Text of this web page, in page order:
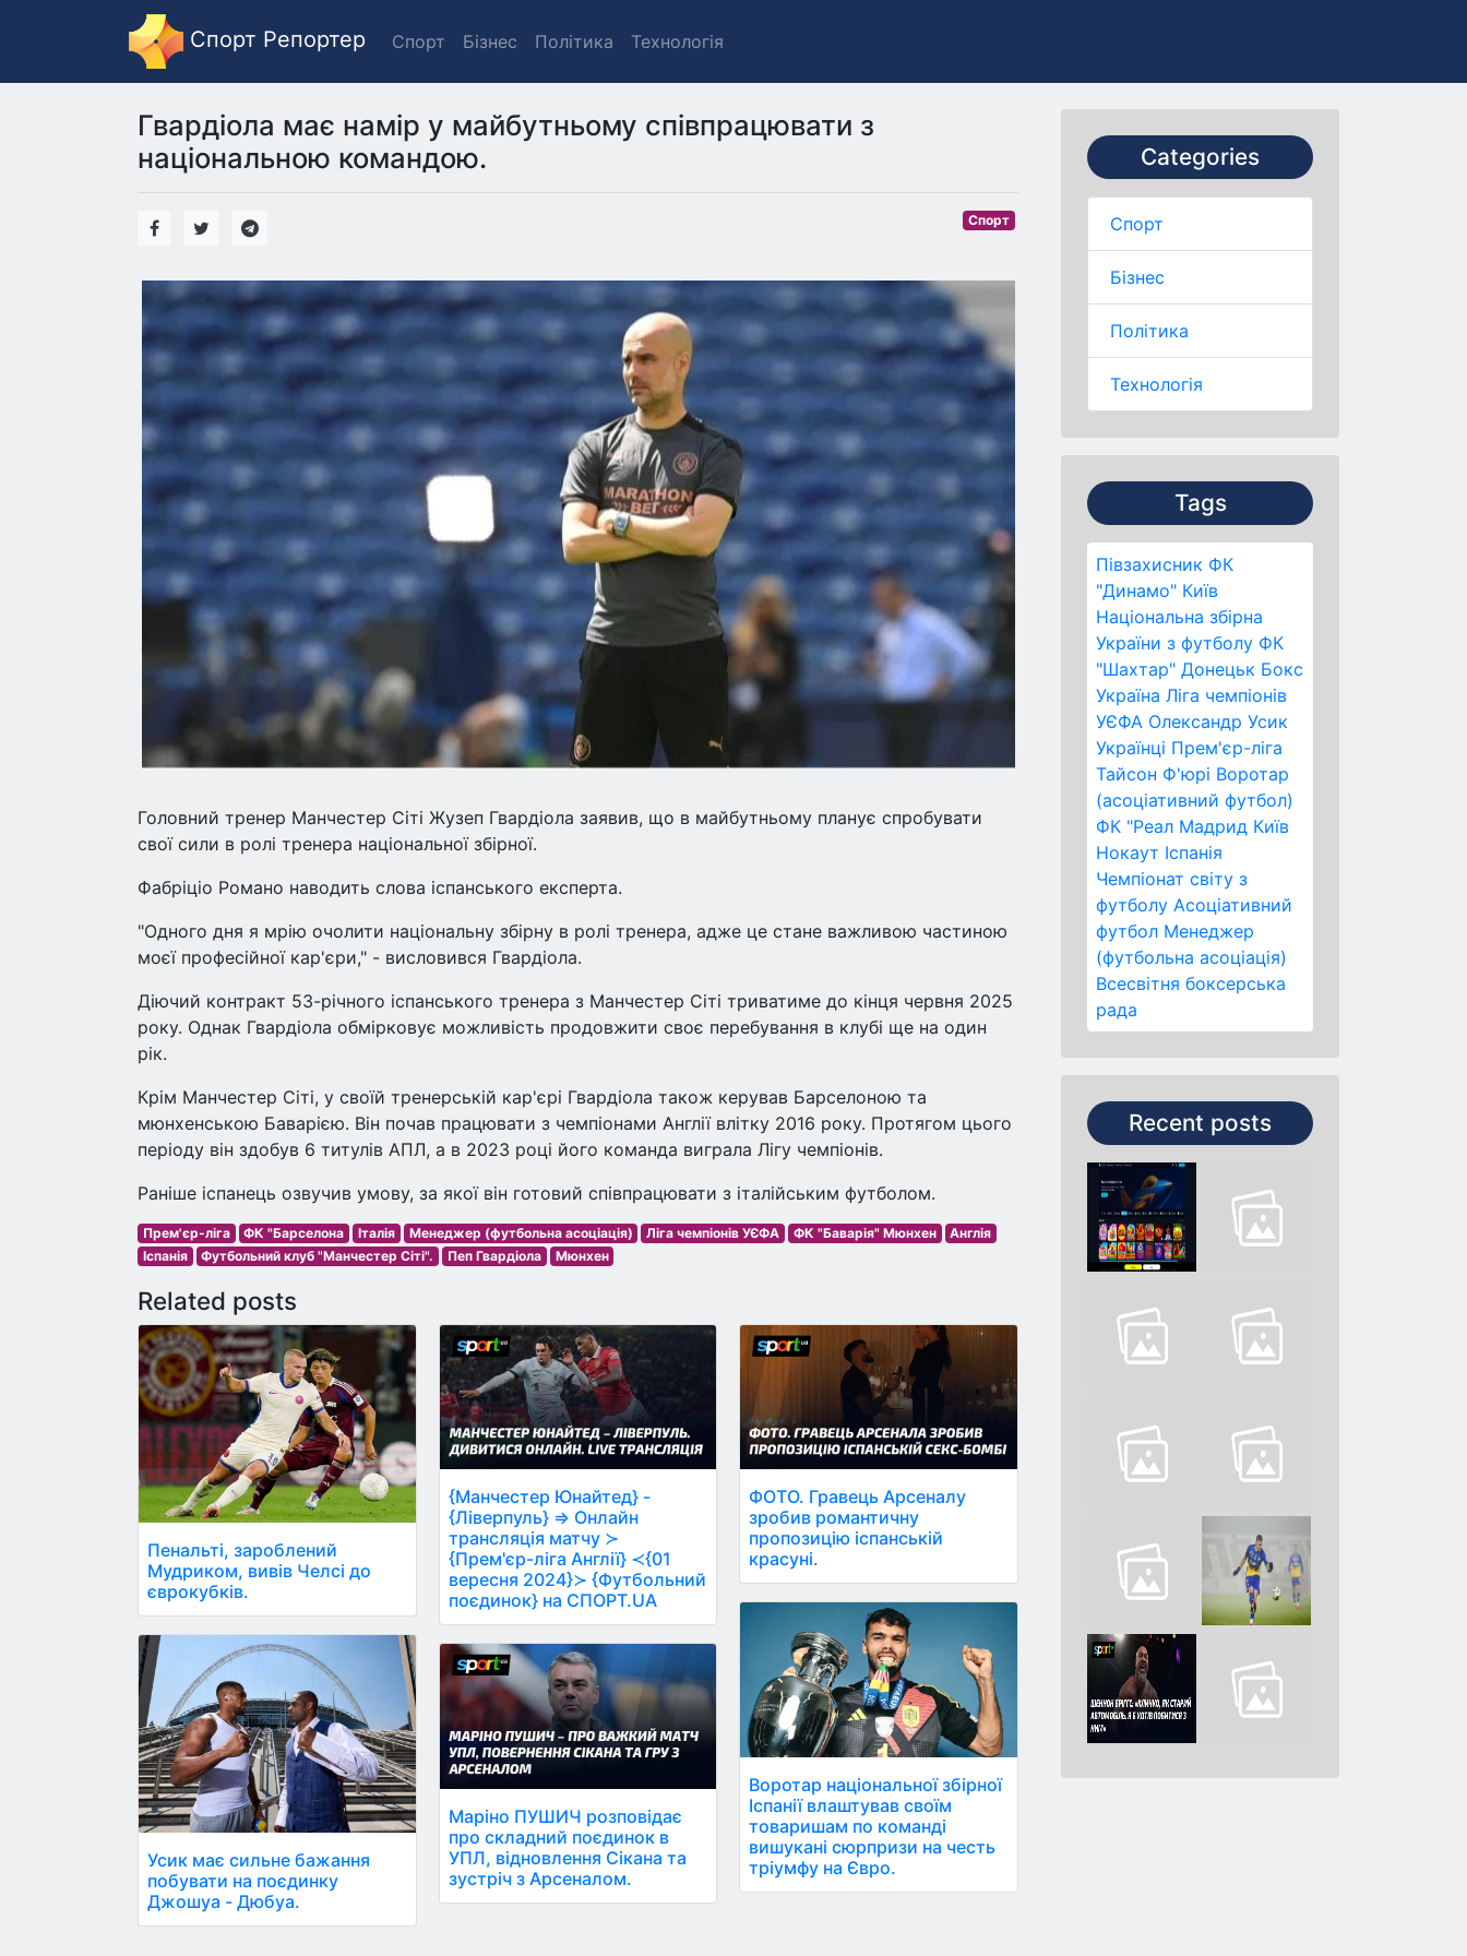
Спорт Репортер Спорт Бізнес Політика Технологія
Categories
Спорт
Бізнес
Політика
Технологія
Tags
Півзахисник ФК
"Динамо" Київ
Національна збірна
України з футболу ФК
"Шахтар" Донецьк Бокс
Україна Ліга чемпіонів
УЄФА Олександр Усик
Українці Прем'єр-ліга
Тайсон Ф'юрі Воротар
(асоціативний футбол)
ФК "Реал Мадрид Київ
Нокаут Іспанія
Чемпіонат світу з
футболу Асоціативний
футбол Менеджер
(футбольна асоціація)
Всесвітня боксерська
рада
Recent posts
Гвардіола має намір у майбутньому співпрацювати з
національною командою.
Спорт
Головний тренер Манчестер Сіті Жузеп Гвардіола заявив, що в майбутньому планує спробувати
свої сили в ролі тренера національної збірної.
Фабріціо Романо наводить слова іспанського експерта.
"Одного дня я мрію очолити національну збірну в ролі тренера, адже це стане важливою частиною
моєї професійної кар'єри," - висловився Гвардіола.
Діючий контракт 53-річного іспанського тренера з Манчестер Сіті триватиме до кінця червня 2025
року. Однак Гвардіола обмірковує можливість продовжити своє перебування в клубі ще на один
рік.
Крім Манчестер Сіті, у своїй тренерській кар'єрі Гвардіола також керував Барселоною та
мюнхенською Баварією. Він почав працювати з чемпіонами Англії влітку 2016 року. Протягом цього
періоду він здобув 6 титулів АПЛ, а в 2023 році його команда виграла Лігу чемпіонів.
Раніше іспанець озвучив умову, за якої він готовий співпрацювати з італійським футболом.
Прем'єр-ліга ФК "Барселона Італія Менеджер (футбольна асоціація) Ліга чемпіонів УЄФА ФК "Баварія" Мюнхен
Англія
Іспанія
Футбольний клуб "Манчестер Сіті". Пеп Гвардіола Мюнхен
Related posts
Пенальті, зароблений
Мудриком, вивів Челсі до
єврокубків.
Усик має сильне бажання
побувати на поєдинку
Джошуа - Дюбуа.
{Манчестер Юнайтед} -
{Ліверпуль} ⇒ Онлайн
трансляція матчу ≻
{Прем'єр-ліга Англії} ≺{01
вересня 2024}≻ {Футбольний
поєдинок} на СПОРТ.UA
Маріно ПУШИЧ розповідає
про складний поєдинок в
УПЛ, відновлення Сікана та
зустріч з Арсеналом.
ФОТО. Гравець Арсеналу
зробив романтичну
пропозицію іспанській
красуні.
Воротар національної збірної
Іспанії влаштував своїм
товаришам по команді
вишукані сюрпризи на честь
тріумфу на Євро.